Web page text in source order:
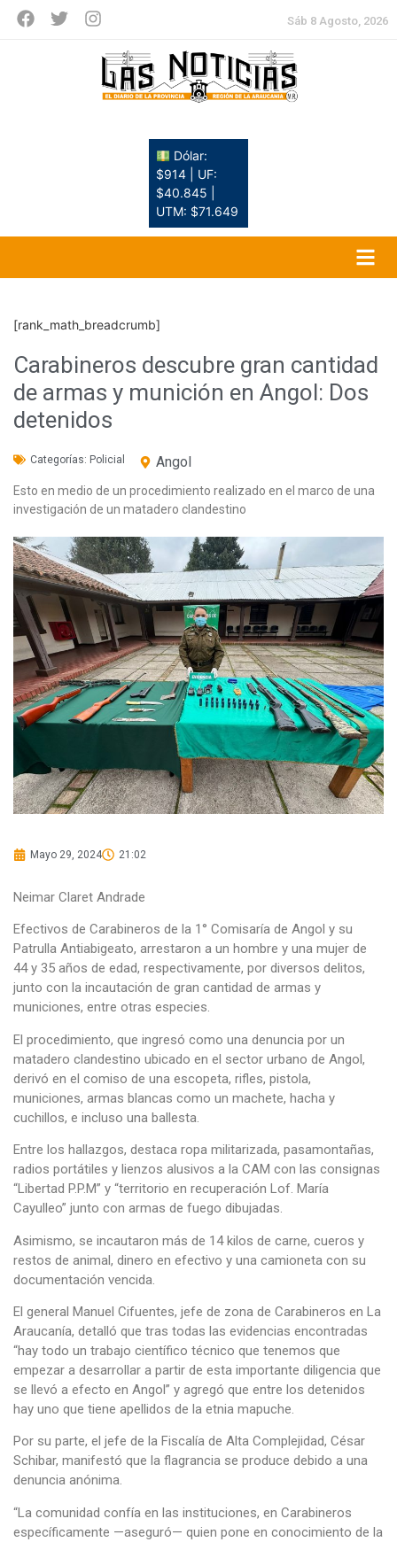
Sáb 8 Agosto, 2026
Dólar:
$914 | UF:
$40.845 |
UTM: $71.649
[rank_math_breadcrumb]
Carabineros descubre gran cantidad
de armas y munición en Angol: Dos
detenidos
Categorías: Policial Angol
Esto en medio de un procedimiento realizado en el marco de una
investigación de un matadero clandestino
Mayo 29, 2024 21:02
Neimar Claret Andrade
Efectivos de Carabineros de la 1° Comisaría de Angol y su
Patrulla Antiabigeato, arrestaron a un hombre y una mujer de
44 y 35 años de edad, respectivamente, por diversos delitos,
junto con la incautación de gran cantidad de armas y
municiones, entre otras especies.
El procedimiento, que ingresó como una denuncia por un
matadero clandestino ubicado en el sector urbano de Angol,
derivó en el comiso de una escopeta, rifles, pistola,
municiones, armas blancas como un machete, hacha y
cuchillos, e incluso una ballesta.
Entre los hallazgos, destaca ropa militarizada, pasamontañas,
radios portátiles y lienzos alusivos a la CAM con las consignas
“Libertad P.P.M” y “territorio en recuperación Lof. María
Cayulleo” junto con armas de fuego dibujadas.
Asimismo, se incautaron más de 14 kilos de carne, cueros y
restos de animal, dinero en efectivo y una camioneta con su
documentación vencida.
El general Manuel Cifuentes, jefe de zona de Carabineros en La
Araucanía, detalló que tras todas las evidencias encontradas
“hay todo un trabajo científico técnico que tenemos que
empezar a desarrollar a partir de esta importante diligencia que
se llevó a efecto en Angol” y agregó que entre los detenidos
hay uno que tiene apellidos de la etnia mapuche.
Por su parte, el jefe de la Fiscalía de Alta Complejidad, César
Schibar, manifestó que la flagrancia se produce debido a una
denuncia anónima.
“La comunidad confía en las instituciones, en Carabineros
específicamente —aseguró— quien pone en conocimiento de la